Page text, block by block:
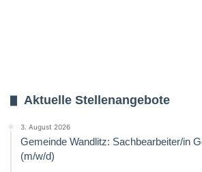
Aktuelle Stellenangebote
3. August 2026
Gemeinde Wandlitz: Sachbearbeiter/in
(m/w/d)